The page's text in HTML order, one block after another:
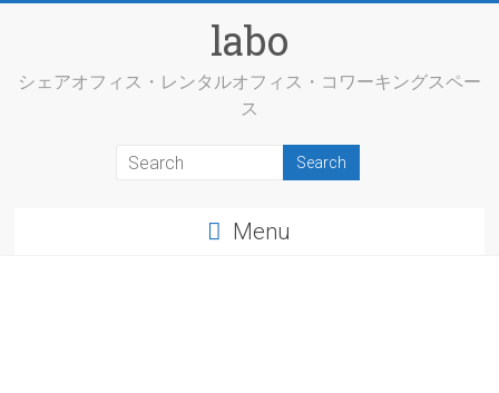
labo
シェアオフィス・レンタルオフィス・コワーキングスペー
ス
Menu